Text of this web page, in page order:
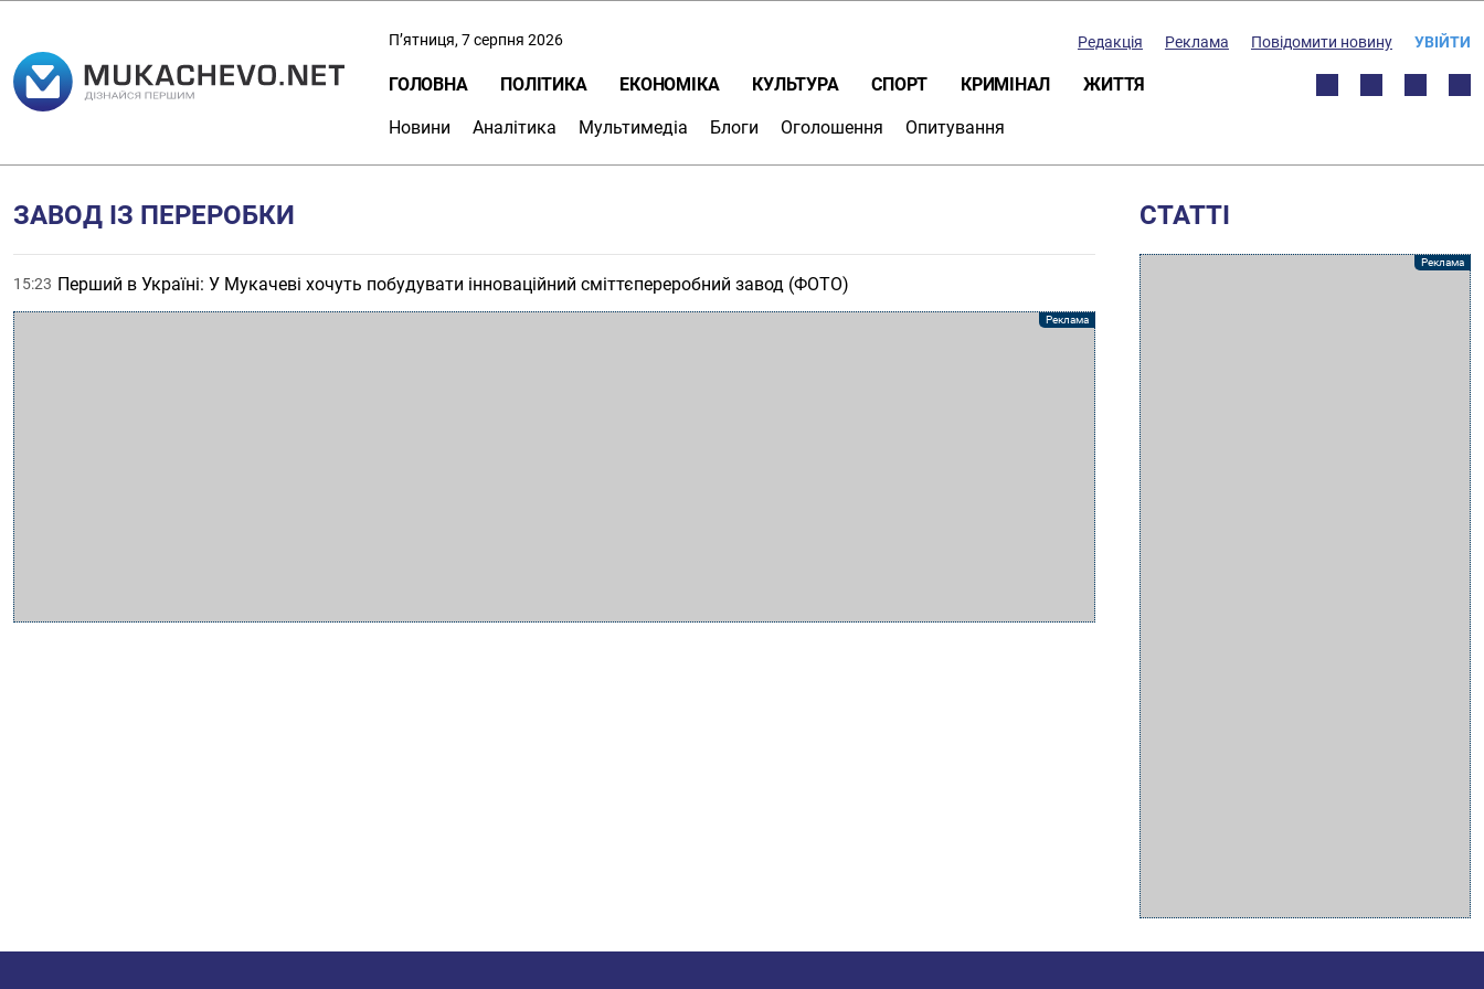
П’ятниця, 7 серпня 2026 Редакція Реклама Повідомити новину УВІЙТИ
ГОЛОВНА ПОЛІТИКА ЕКОНОМІКА КУЛЬТУРА СПОРТ КРИМІНАЛ ЖИТТЯ
Новини Аналітика Мультимедіа Блоги Оголошення Опитування
ЗАВОД ІЗ ПЕРЕРОБКИ
15:23 Перший в Україні: У Мукачеві хочуть побудувати інноваційний сміттєпереробний завод (ФОТО)
СТАТТІ